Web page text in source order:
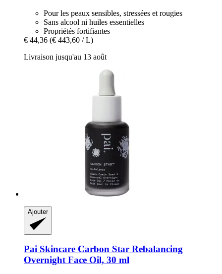
Pour les peaux sensibles, stressées et rougies
Sans alcool ni huiles essentielles
Propriétés fortifiantes
€ 44,36 (€ 443,60 / L)
Livraison jusqu'au 13 août
Ajouter
Pai Skincare Carbon Star Rebalancing
Overnight Face Oil, 30 ml